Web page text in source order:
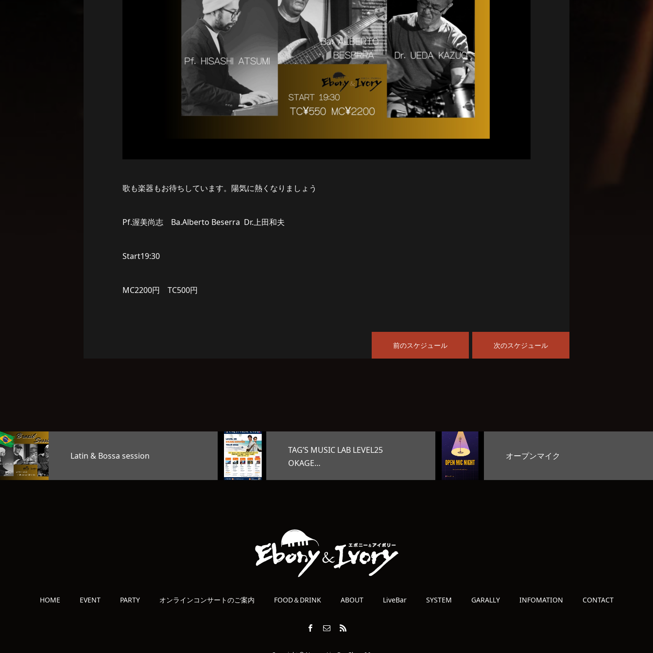
歌も楽器もお待ちしています。陽気に熱くなりましょう
Pf.渥美尚志 Ba.Alberto Beserra Dr.上田和夫
Start19:30
MC2200円 TC500円
前のスケジュール 次のスケジュール
オープンマイク
HOME EVENT PARTY オンラインコンサートのご案内 FOOD＆DRINK ABOUT LiveBar SYSTEM GARALLY INFOMATION CONTACT